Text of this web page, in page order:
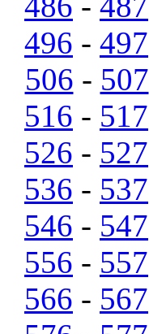
496 - 497
506 - 507
516 - 517
526 - 527
536 - 537
546 - 547
556 - 557
566 - 567